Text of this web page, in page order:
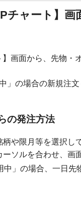
チャート】画
画面から、先物
」の場合の新規注
の発注方法
や限月等を選択し
ソルを合わせ、画
中」の場合、一日